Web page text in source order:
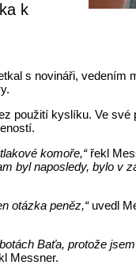
k
s novináři,
použití kyslíku. Ve
komoře,“řekl
byl naposledy, bylo v
otázka peněz,“uvedl
Baťa, protože
Messner.